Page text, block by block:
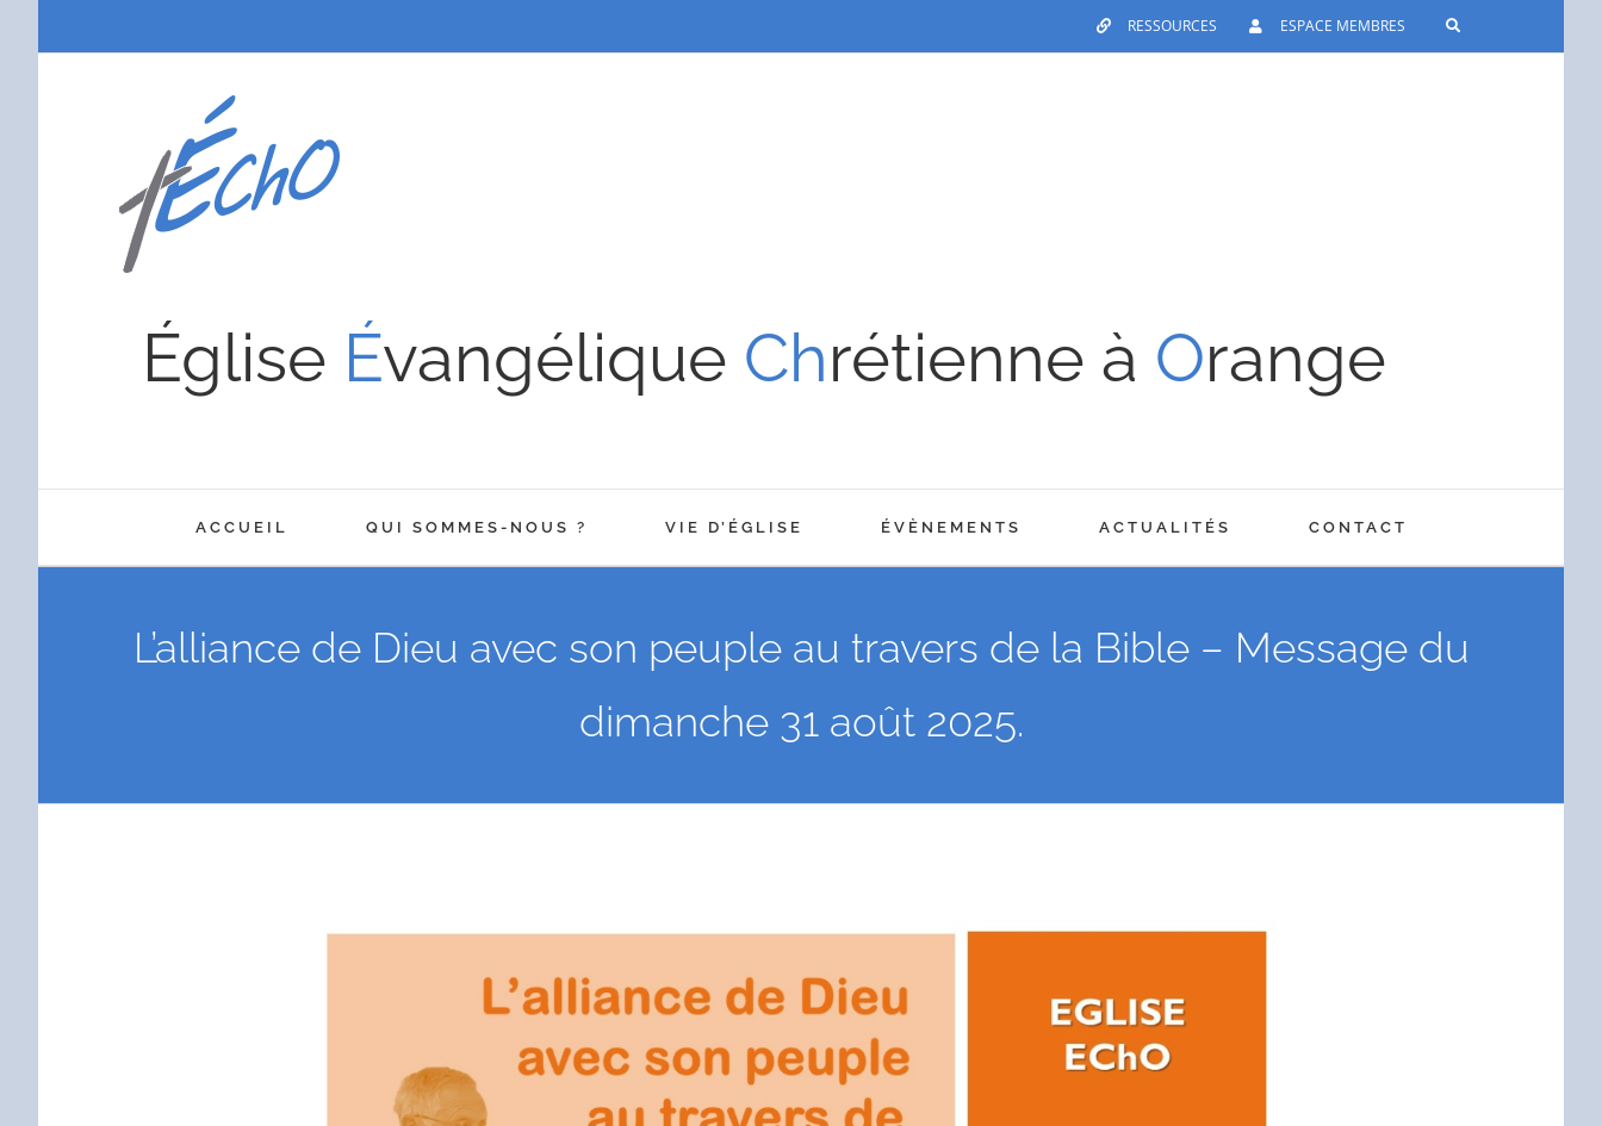
RESSOURCES ESPACE MEMBRES
Église Évangélique Chrétienne à Orange
ACCUEIL QUI SOMMES-NOUS ? VIE D’ÉGLISE ÉVÈNEMENTS ACTUALITÉS CONTACT
L’alliance de Dieu avec son peuple au travers de la Bible – Message du
dimanche 31 août 2025.